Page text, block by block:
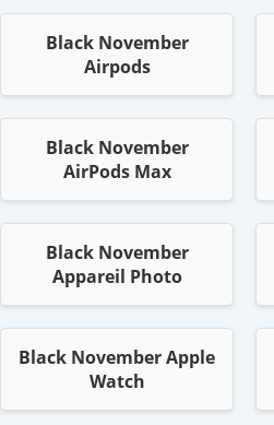
Black November
Airpods
Black November
AirPods Max
Black November
Appareil Photo
Black November Apple
Watch